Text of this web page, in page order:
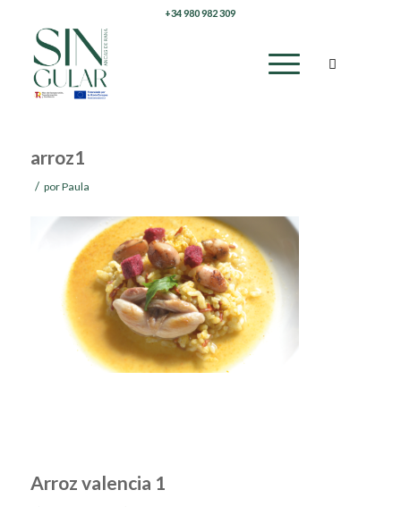
+34 980 982 309
arroz1
/ porPaula
Arroz valencia 1